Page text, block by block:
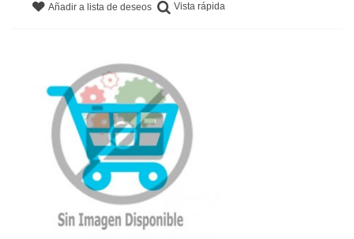
Añadir a lista de deseos Vista rápida